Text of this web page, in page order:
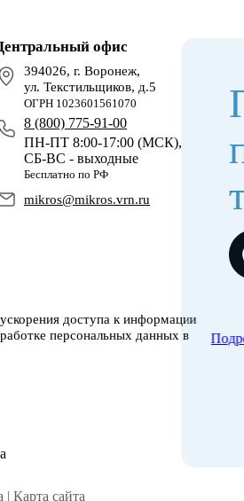
доступа к информации
персональных данных в
офис
394026, г. Воронеж,
ул. Текстильщиков, д.5
ОГРН 1023601561070
8 (800) 775-91-00
ПН-ПТ 8:00-17:00 (МСК),
СБ-ВС - выходные
Бесплатно по РФ
mikros@mikros.vrn.ru
| Карта сайта